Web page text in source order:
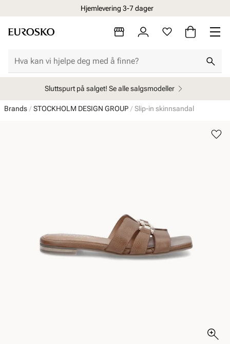
Hjemlevering 3-7 dager
Sluttspurt på salget! Se alle salgsmodeller
Brands STOCKHOLM DESIGN GROUP Slip-in skinnsandal